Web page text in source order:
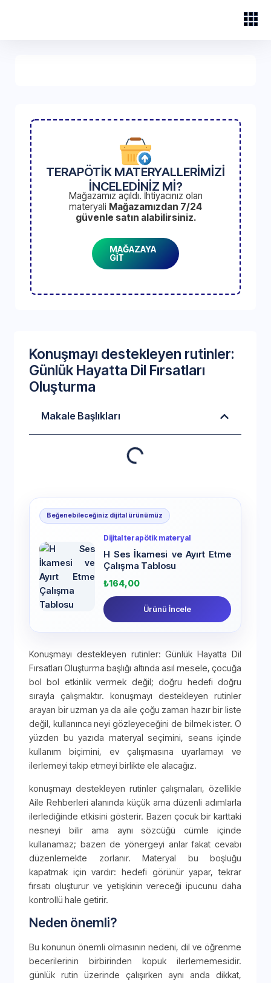
TERAPÖTİK MATERYALLERİMİZİ
İNCELEDİNİZ Mİ?
Mağazamız açıldı. İhtiyacınız olan
materyali Mağazamızdan 7/24
güvenle satın alabilirsiniz.
MAĞAZAYA
GİT
Konuşmayı destekleyen rutinler:
Günlük Hayatta Dil Fırsatları
Oluşturma
Makale Başlıkları
Beğenebileceğiniz dijital ürünümüz
Dijital terapötik materyal
H Ses İkamesi ve Ayırt Etme
Çalışma Tablosu
₺164,00
Ürünü İncele
Konuşmayı destekleyen rutinler: Günlük Hayatta Dil
Fırsatları Oluşturma başlığı altında asıl mesele, çocuğa
bol bol etkinlik vermek değil; doğru hedefi doğru
sırayla çalışmaktır. konuşmayı destekleyen rutinler
arayan bir uzman ya da aile çoğu zaman hazır bir liste
değil, kullanınca neyi gözleyeceğini de bilmek ister. O
yüzden bu yazıda materyal seçimini, seans içinde
kullanım biçimini, ev çalışmasına uyarlamayı ve
ilerlemeyi takip etmeyi birlikte ele alacağız.
konuşmayı destekleyen rutinler çalışmaları, özellikle
Aile Rehberleri alanında küçük ama düzenli adımlarla
ilerlediğinde etkisini gösterir. Bazen çocuk bir karttaki
nesneyi bilir ama aynı sözcüğü cümle içinde
kullanamaz; bazen de yönergeyi anlar fakat cevabı
düzenlemekte zorlanır. Materyal bu boşluğu
kapatmak için vardır: hedefi görünür yapar, tekrar
fırsatı oluşturur ve yetişkinin vereceği ipucunu daha
kontrollü hale getirir.
Neden önemli?
Bu konunun önemli olmasının nedeni, dil ve öğrenme
becerilerinin birbirinden kopuk ilerlememesidir.
günlük rutin üzerinde çalışırken aynı anda dikkat,